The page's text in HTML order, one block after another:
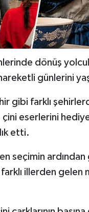
dönüş
hareketli günlerini
gibi farklı
eserlerini
etti.
seçimin
farklı illerden